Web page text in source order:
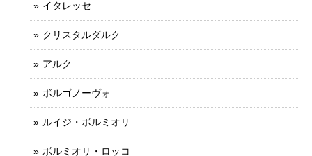
イタレッセ
クリスタルダルク
アルク
ボルゴノーヴォ
ルイジ・ボルミオリ
ボルミオリ・ロッコ